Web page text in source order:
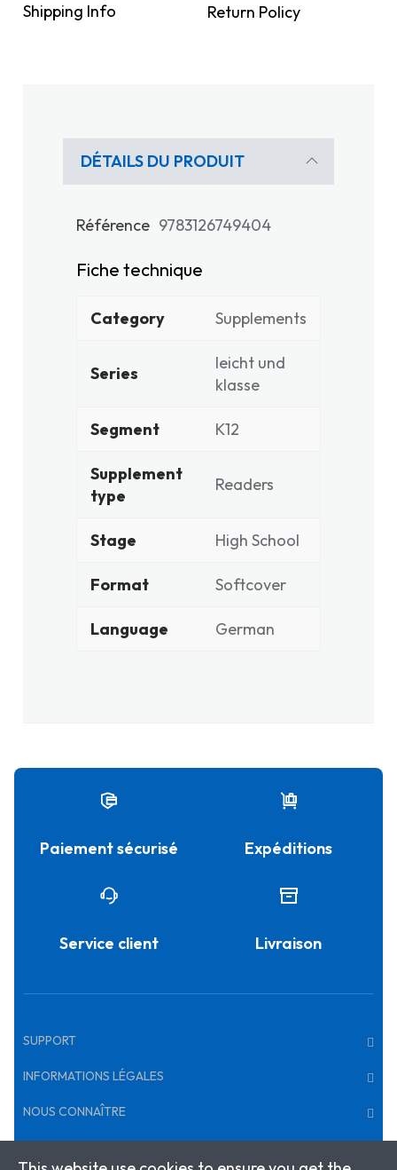
Shipping Info Return Policy
DÉTAILS DU PRODUIT
Référence 9783126749404
Fiche technique
Category Supplements
Series
leicht und
klasse
Segment K12
Supplement
type
Readers
Stage High School
Format Softcover
Language German
Paiement sécurisé Expéditions
Service client Livraison
SUPPORT
INFORMATIONS LÉGALES
NOUS CONNAÎTRE